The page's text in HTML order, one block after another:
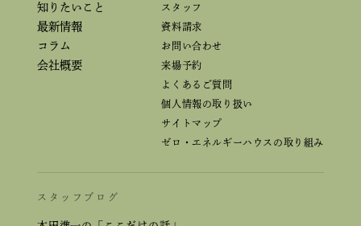
知りたいこと
最新情報
コラム
会社概要
スタッフ
資料請求
お問い合わせ
来場予約
よくあるご質問
個人情報の取り扱い
サイトマップ
ゼロ・エネルギーハウスの取り組み
スタッフブログ